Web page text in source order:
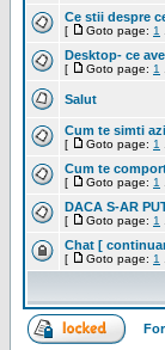
Ce stii despre
[ Goto page: 1
Desktop- ce
[ Goto page: 1
Salut
Cum te simti
[ Goto page: 1
Cum te
[ Goto page: 1
DACA S-AR
[ Goto page: 1
Chat [
[ Goto page: 1